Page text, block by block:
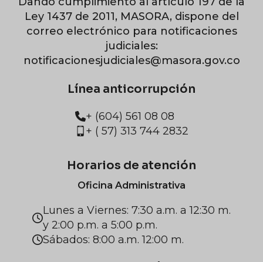
Ley 1437 de 2011, MASORA, dispone del
correo electrónico para notificaciones
judiciales:
notificacionesjudiciales@masora.gov.co
Línea anticorrupción
+ (604) 561 08 08
+ ( 57) 313 744 2832
Horarios de atención
Oficina Administrativa
Lunes a Viernes: 7:30 a.m. a 12:30 m.
y 2:00 p.m. a 5:00 p.m.
Sábados: 8:00 a.m. 12:00 m.